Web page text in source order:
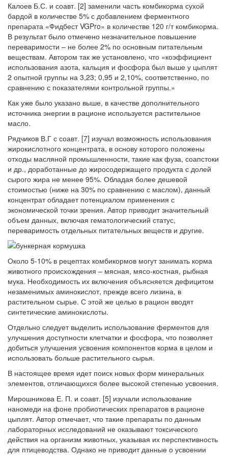
Калоев Б.С. и соавт. [2] заменили часть комбикорма сухой
бардой в количестве 5% с добавлением ферментного
препарата «Фидбест VGPro» в количестве 120 г/т комбикорма.
В результат было отмечено незначительное повышение
переваримости – не более 2% по основным питательным
веществам. Автором так же установлено, что «коэффициент
использования азота, кальция и фосфора был выше у цыплят
2 опытной группы на 3,23; 0,95 и 2,10%, соответственно, по
сравнению с показателями контрольной группы.»
Как уже было указано выше, в качестве дополнительного
источника энергии в рационе используется растительное
масло.
Рядчиков В.Г с соавт. [7] изучал возможность использования
жирокислотного концентрата, в основу которого положены
отходы масляной промышленности, такие как фуза, соапстоки
и др., доработанные до жиросодержащего продукта с долей
сырого жира не менее 95%. Обладая более дешевой
стоимостью (ниже на 30% по сравнению с маслом), данный
концентрат обладает потенциалом применения с
экономической точки зрения. Автор приводит значительный
объем данных, включая гематологический статус,
переваримость отдельных питательных веществ и другие.
Около 5-10% в рецептах комбикормов могут занимать корма
животного происхождения – мясная, мясо-костная, рыбная
мука. Необходимость их включения объясняется дефицитом
незаменимых аминокислот, прежде всего лизина, в
растительном сырье. С этой же целью в рацион вводят
синтетические аминокислоты.
Отдельно следует выделить использование ферментов для
улучшения доступности клетчатки и фосфора, что позволяет
добиться улучшения усвоения компонентов корма в целом и
использовать больше растительного сырья.
В настоящее время идет поиск новых форм минеральных
элементов, отличающихся более высокой степенью усвоения.
Мирошникова Е. П. и соавт. [5] изучали использование
наномеди на фоне пробиотических препаратов в рационе
цыплят. Автор отмечает, что такие препараты по данным
лабораторных исследований не оказывают токсического
действия на организм животных, указывая их перспективность
для птицеводства. Однако не приводит данные о усвоении